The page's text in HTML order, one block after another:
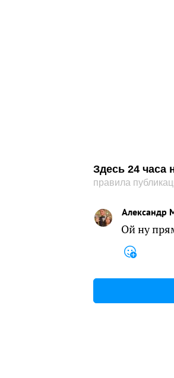
Здесь 24 часа
правила
Александр
Ой ну